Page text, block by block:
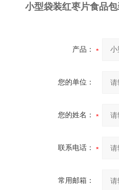
小型袋装红枣片食品
产品：
您的单位：
您的姓名：
联系电话：
常用邮箱：